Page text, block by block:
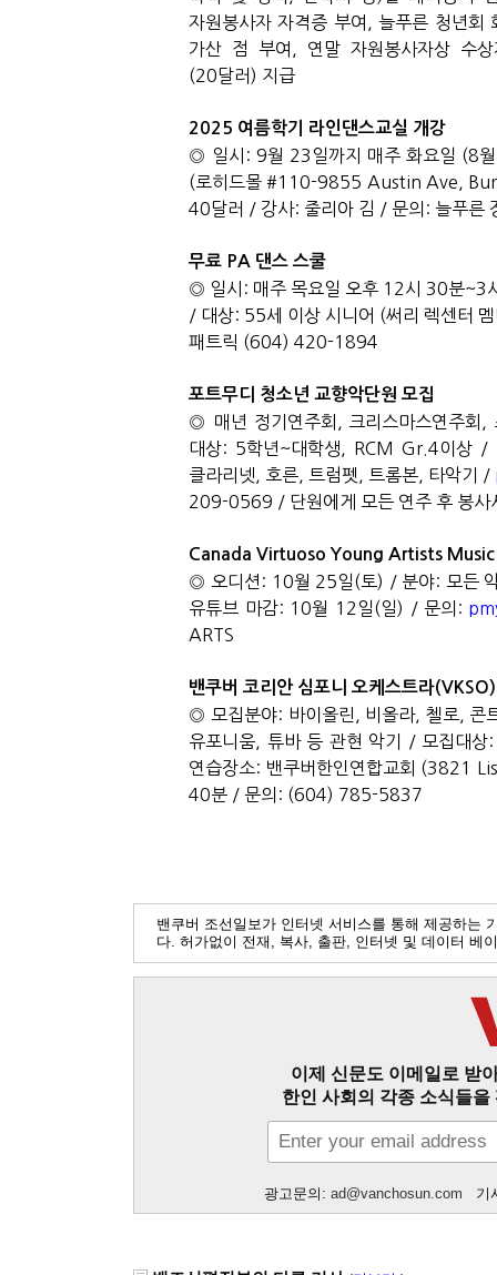
자원봉사자 자격증 부여
늘푸른 청년회
가산 점 부여
연말 자원봉사자상 수
(20달러 ) 지급
2025 여름학기 라인댄스교실 개강
◎ 일시 : 9월 23일까지 매주 화요일 (8월
(로히드몰 #110-9855 Austin Ave,
40달러 / 강사: 줄리아 김 / 문의 : 늘푸른
무료 PA 댄스 스쿨
◎ 일시 : 매주 목요일 오후 12시 30분~3
/ 대상: 55세 이상 시니어 (써리 렉센터
패트릭 (604) 420-1894
포트무디 청소년 교향악단원 모집
◎ 매년 정기연주회 크리스마스연주회
대상: 5학년~대학생 , RCM Gr.4이상 /
클라리넷
호른 트럼펫 트롬본 타악기 /
209-0569 / 단원에게 모든 연주 후 봉사
Canada Virtuoso Young Artists
◎ 오디션 : 10월 25일(토) / 분야: 모든
유튜브 마감: 10월 12일(일) / 문의 :
ARTS
밴쿠버 코리안 심포니 오케스트라
◎ 모집분야: 바이올린 비올라, 첼로
콘
유포니움
튜바 등 관현 악기 / 모집대상
연습장소: 밴쿠버한인연합교회 (3821
40분 / 문의 : (604) 785-5837
밴쿠버 조선일보가 인터넷 서비스를 통해 제공하는
다. 허가없이 전재, 복사, 출판, 인터넷 및 데이터 베
이제 신문도 이메일로 받
한인 사회의 각종 소식들
광고문의: ad@vanchosun.com 기